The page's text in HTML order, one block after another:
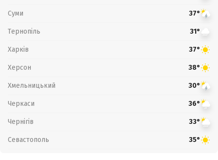
Суми 37°
Тернопіль 31°
Харків 37°
Херсон 38°
Хмельницький 30°
Черкаси 36°
Чернігів 33°
Севастополь 35°